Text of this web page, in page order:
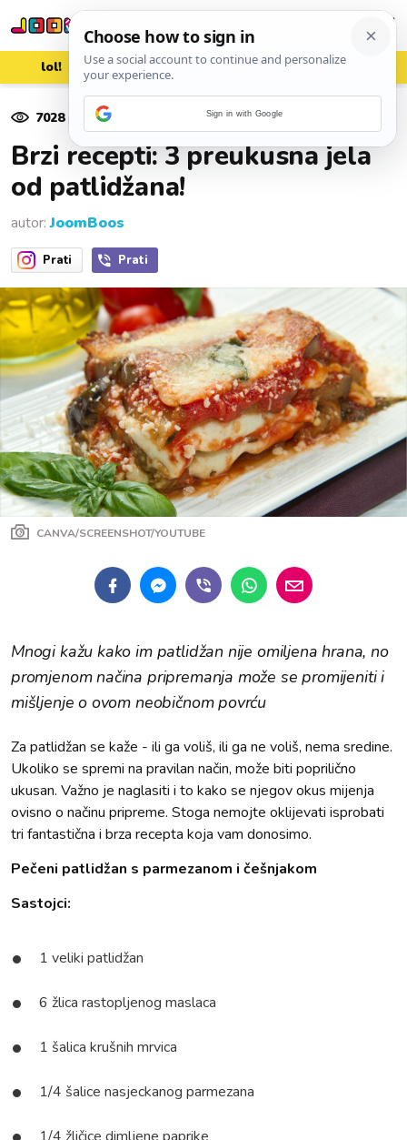
lol! aww vrh! woot?!
7028pregleda
Brzi recepti: 3 preukusna jela
od patlidžana!
autor:JoomBoos
Prati Prati
CANVA/SCREENSHOT/YOUTUBE
Mnogi kažu kako im patlidžan nije omiljena hrana, no
promjenom načina pripremanja može se promijeniti i
mišljenje o ovom neobičnom povrću
Za patlidžan se kaže - ili ga voliš, ili ga ne voliš, nema sredine.
Ukoliko se spremi na pravilan način, može biti poprilično
ukusan. Važno je naglasiti i to kako se njegov okus mijenja
ovisno o načinu pripreme. Stoga nemojte oklijevati isprobati
tri fantastična i brza recepta koja vam donosimo.
Pečeni patlidžan s parmezanom i češnjakom
Sastojci:
1 veliki patlidžan
6 žlica rastopljenog maslaca
1 šalica krušnih mrvica
1/4 šalice nasjeckanog parmezana
Sign in with Google